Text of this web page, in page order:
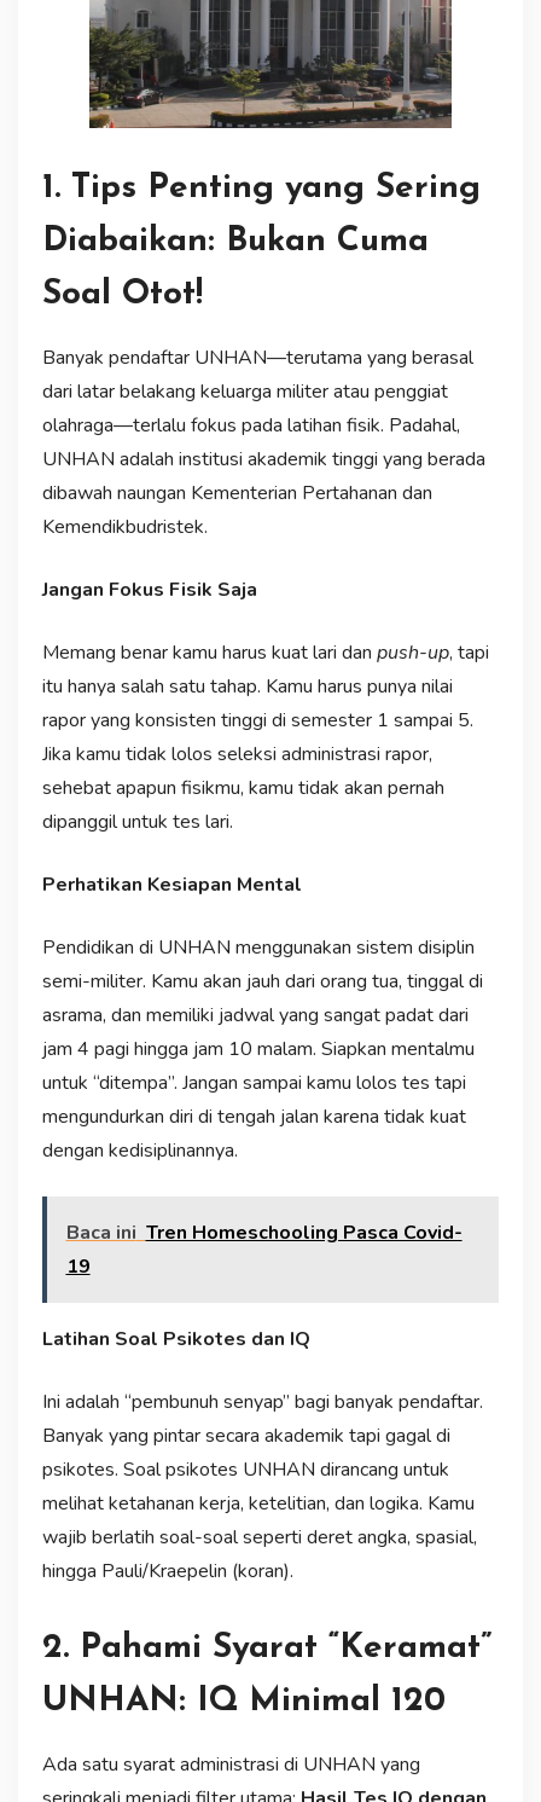
1. Tips Penting yang Sering
Diabaikan: Bukan Cuma
Soal Otot!
Banyak pendaftar UNHAN—terutama yang berasal
dari latar belakang keluarga militer atau penggiat
olahraga—terlalu fokus pada latihan fisik. Padahal,
UNHAN adalah institusi akademik tinggi yang berada
dibawah naungan Kementerian Pertahanan dan
Kemendikbudristek.
Jangan Fokus Fisik Saja
Memang benar kamu harus kuat lari dan push-up, tapi
itu hanya salah satu tahap. Kamu harus punya nilai
rapor yang konsisten tinggi di semester 1 sampai 5.
Jika kamu tidak lolos seleksi administrasi rapor,
sehebat apapun fisikmu, kamu tidak akan pernah
dipanggil untuk tes lari.
Perhatikan Kesiapan Mental
Pendidikan di UNHAN menggunakan sistem disiplin
semi-militer. Kamu akan jauh dari orang tua, tinggal di
asrama, dan memiliki jadwal yang sangat padat dari
jam 4 pagi hingga jam 10 malam. Siapkan mentalmu
untuk “ditempa”. Jangan sampai kamu lolos tes tapi
mengundurkan diri di tengah jalan karena tidak kuat
dengan kedisiplinannya.
Baca ini Tren Homeschooling Pasca Covid-
19
Latihan Soal Psikotes dan IQ
Ini adalah “pembunuh senyap” bagi banyak pendaftar.
Banyak yang pintar secara akademik tapi gagal di
psikotes. Soal psikotes UNHAN dirancang untuk
melihat ketahanan kerja, ketelitian, dan logika. Kamu
wajib berlatih soal-soal seperti deret angka, spasial,
hingga Pauli/Kraepelin (koran).
2. Pahami Syarat “Keramat”
UNHAN: IQ Minimal 120
Ada satu syarat administrasi di UNHAN yang